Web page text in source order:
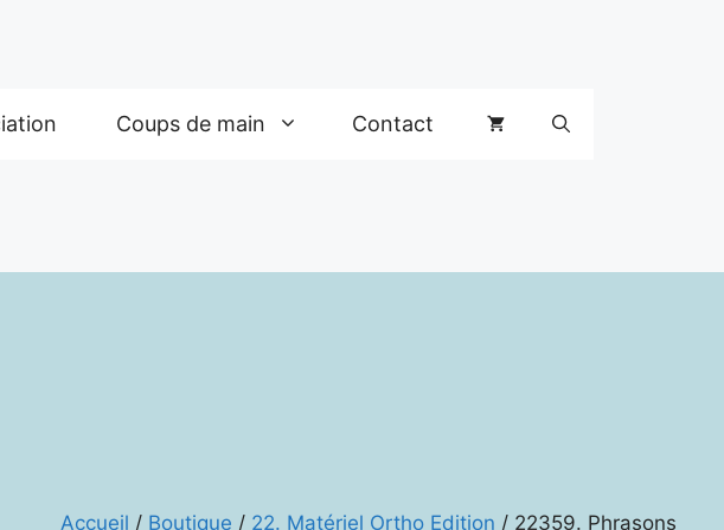
Coups de main Contact
Accueil / Boutique / 22. Matériel Ortho Edition / 22359. Phrasons